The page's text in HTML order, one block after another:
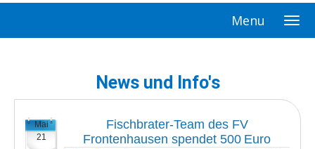
Menu
News und Info's
Mai
21
Fischbrater-Team des FV
Frontenhausen spendet 500 Euro